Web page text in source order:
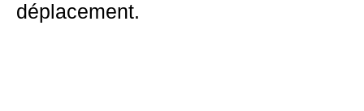
déplacement.